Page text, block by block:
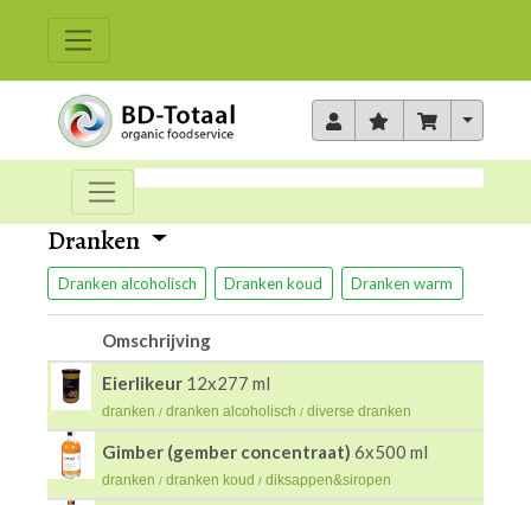
Toggle
Dranken
Dranken alcoholisch Dranken koud Dranken warm
Omschrijving
Eierlikeur 12x277 ml
dranken / dranken alcoholisch / diverse dranken
Gimber (gember concentraat) 6x500 ml
dranken / dranken koud / diksappen&siropen